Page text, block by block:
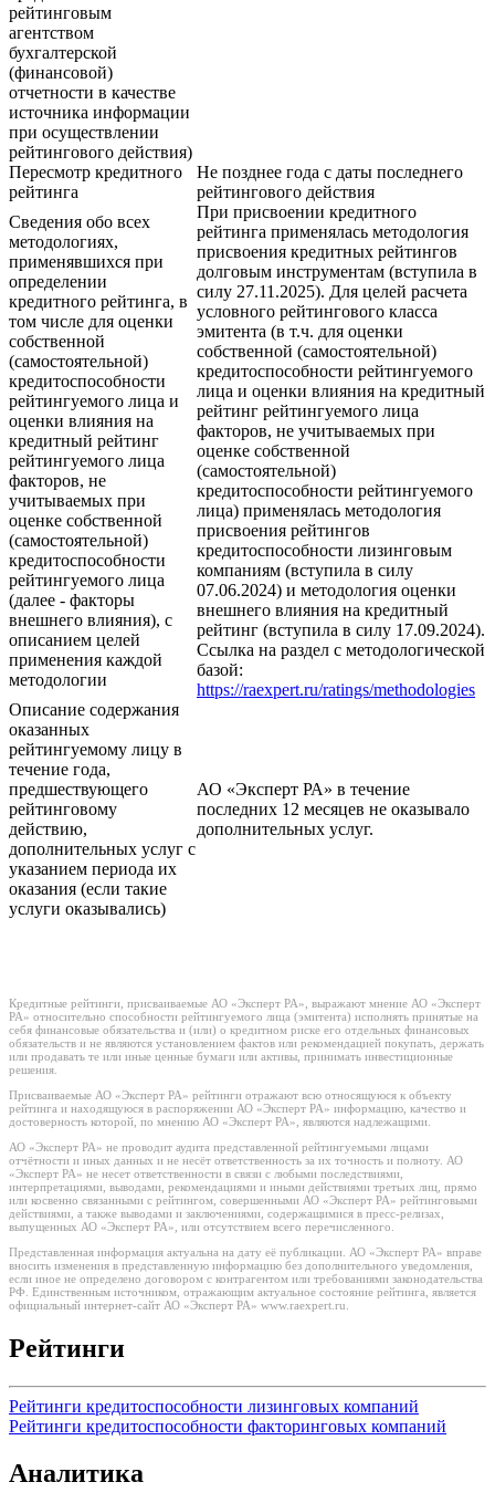
рейтинговым
агентством
бухгалтерской
(финансовой)
отчетности в качестве
источника информации
при осуществлении
рейтингового действия)
Пересмотр кредитного
рейтинга
Не позднее года с даты последнего
рейтингового действия
Сведения обо всех
методологиях,
применявшихся при
определении
кредитного рейтинга, в
том числе для оценки
собственной
(самостоятельной)
кредитоспособности
рейтингуемого лица и
оценки влияния на
кредитный рейтинг
рейтингуемого лица
факторов, не
учитываемых при
оценке собственной
(самостоятельной)
кредитоспособности
рейтингуемого лица
(далее - факторы
внешнего влияния), с
описанием целей
применения каждой
методологии
При присвоении кредитного
рейтинга применялась методология
присвоения кредитных рейтингов
долговым инструментам (вступила в
силу 27.11.2025). Для целей расчета
условного рейтингового класса
эмитента (в т.ч. для оценки
собственной (самостоятельной)
кредитоспособности рейтингуемого
лица и оценки влияния на кредитный
рейтинг рейтингуемого лица
факторов, не учитываемых при
оценке собственной
(самостоятельной)
кредитоспособности рейтингуемого
лица) применялась методология
присвоения рейтингов
кредитоспособности лизинговым
компаниям (вступила в силу
07.06.2024) и методология оценки
внешнего влияния на кредитный
рейтинг (вступила в силу 17.09.2024).
Ссылка на раздел с методологической
базой:
https://raexpert.ru/ratings/methodologies
Описание содержания
оказанных
рейтингуемому лицу в
течение года,
предшествующего
рейтинговому
действию,
дополнительных услуг с
указанием периода их
оказания (если такие
услуги оказывались)
АО «Эксперт РА» в течение
последних 12 месяцев не оказывало
дополнительных услуг.
Кредитные рейтинги, присваиваемые АО «Эксперт РА», выражают мнение АО «Эксперт
РА» относительно способности рейтингуемого лица (эмитента) исполнять принятые на
себя финансовые обязательства и (или) о кредитном риске его отдельных финансовых
обязательств и не являются установлением фактов или рекомендацией покупать, держать
или продавать те или иные ценные бумаги или активы, принимать инвестиционные
решения.
Присваиваемые АО «Эксперт РА» рейтинги отражают всю относящуюся к объекту
рейтинга и находящуюся в распоряжении АО «Эксперт РА» информацию, качество и
достоверность которой, по мнению АО «Эксперт РА», являются надлежащими.
АО «Эксперт РА» не проводит аудита представленной рейтингуемыми лицами
отчётности и иных данных и не несёт ответственность за их точность и полноту. АО
«Эксперт РА» не несет ответственности в связи с любыми последствиями,
интерпретациями, выводами, рекомендациями и иными действиями третьих лиц, прямо
или косвенно связанными с рейтингом, совершенными АО «Эксперт РА» рейтинговыми
действиями, а также выводами и заключениями, содержащимися в пресс-релизах,
выпущенных АО «Эксперт РА», или отсутствием всего перечисленного.
Представленная информация актуальна на дату её публикации. АО «Эксперт РА» вправе
вносить изменения в представленную информацию без дополнительного уведомления,
если иное не определено договором с контрагентом или требованиями законодательства
РФ. Единственным источником, отражающим актуальное состояние рейтинга, является
официальный интернет-сайт АО «Эксперт РА» www.raexpert.ru.
Рейтинги
Рейтинги кредитоспособности лизинговых компаний
Рейтинги кредитоспособности факторинговых компаний
Аналитика